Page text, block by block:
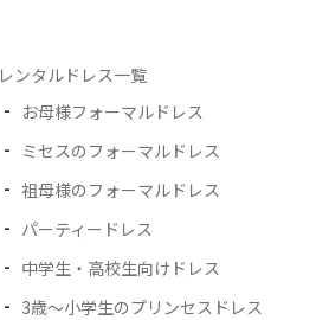
レンタルドレス一覧
お母様フォーマルドレス
ミセスのフォーマルドレス
祖母様のフォーマルドレス
パーティードレス
中学生・高校生向けドレス
3歳〜小学生のプリンセスドレス